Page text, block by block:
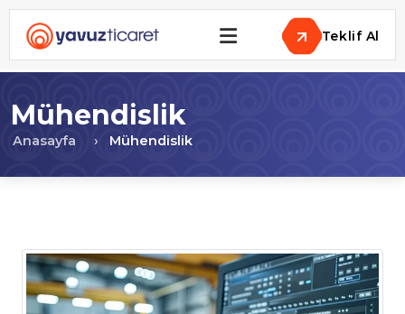
Teklif Al
Mühendislik
Anasayfa Mühendislik